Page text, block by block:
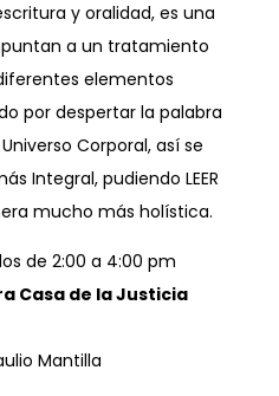
y oralidad, es una
a un tratamiento
elementos
por despertar la palabra
Corporal, así se
Integral, pudiendo LEER
mucho más holística.
de 2:00 a 4:00 pm
Casa de la Justicia
Mantilla